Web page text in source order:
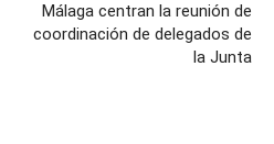
Málaga centran la reunión de
coordinación de delegados de
la Junta